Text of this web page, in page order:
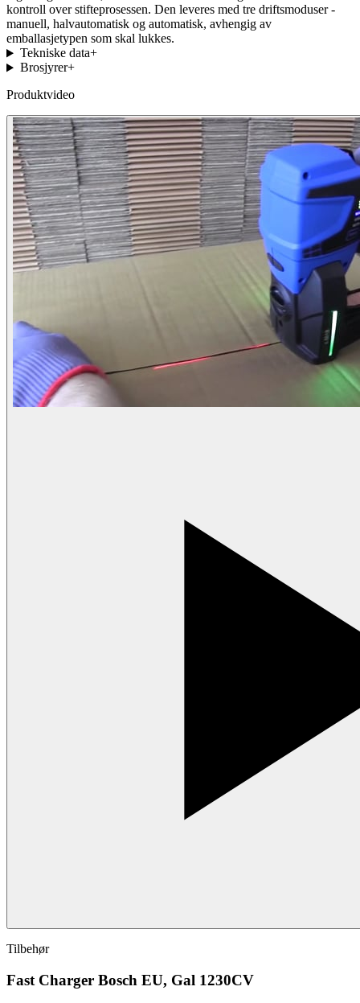
kontroll over stifteprosessen. Den leveres med tre driftsmoduser -
manuell, halvautomatisk og automatisk, avhengig av
emballasjetypen som skal lukkes.
Tekniske data+
Brosjyrer+
Produktvideo
Tilbehør
Fast Charger Bosch EU, Gal 1230CV